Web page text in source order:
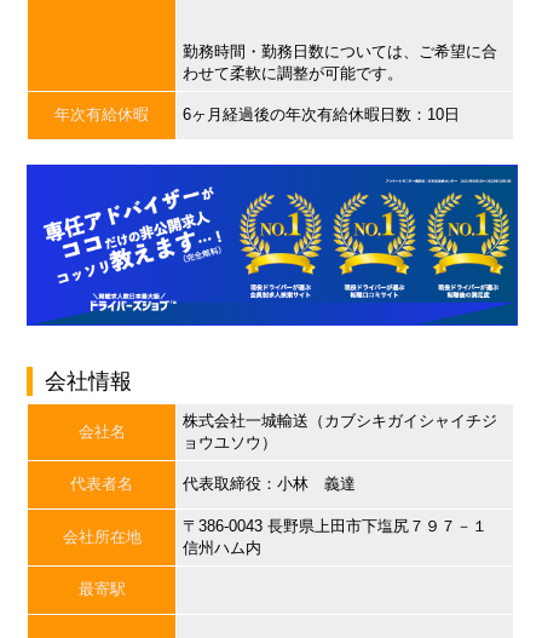
勤務時間・勤務日数については、ご希望に合
わせて柔軟に調整が可能です。
年次有給休暇 6ヶ月経過後の年次有給休暇日数：10日
会社情報
会社名
株式会社一城輸送（カブシキガイシャイチジ
ョウユソウ）
代表者名 代表取締役：小林 義達
会社所在地
〒386-0043 長野県上田市下塩尻７９７－１
信州ハム内
最寄駅